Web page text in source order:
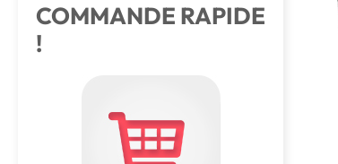
COMMANDE RAPIDE
!